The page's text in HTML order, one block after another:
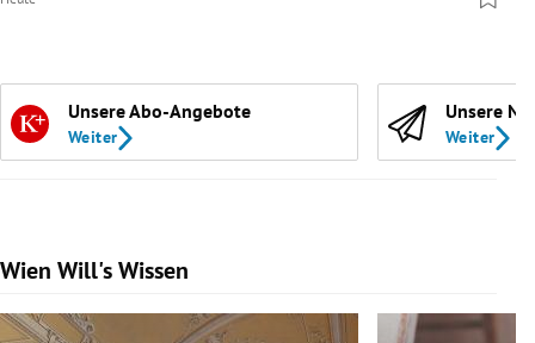
Unsere Abo-Angebote
Weiter
Unsere
Weiter
Wien Will's Wissen
Slide 1 von 139